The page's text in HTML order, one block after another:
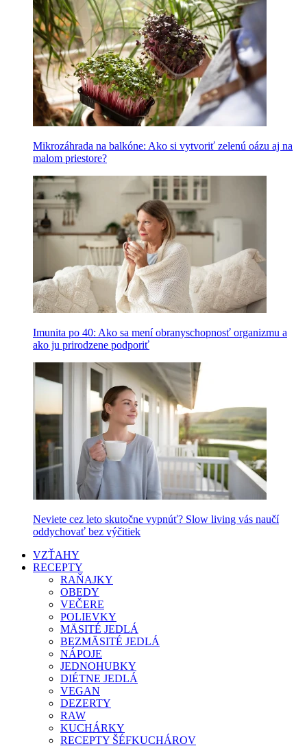
Mikrozáhrada na balkóne: Ako si vytvoriť zelenú oázu aj na
malom priestore?
Imunita po 40: Ako sa mení obranyschopnosť organizmu a
ako ju prirodzene podporiť
Neviete cez leto skutočne vypnúť? Slow living vás naučí
oddychovať bez výčitiek
VZŤAHY
RECEPTY
RAŇAJKY
OBEDY
VEČERE
POLIEVKY
MÄSITÉ JEDLÁ
BEZMÄSITÉ JEDLÁ
NÁPOJE
JEDNOHUBKY
DIÉTNE JEDLÁ
VEGAN
DEZERTY
RAW
KUCHÁRKY
RECEPTY ŠÉFKUCHÁROV